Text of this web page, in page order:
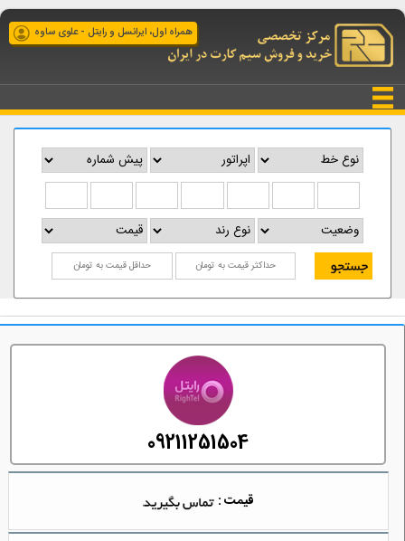
همراه اول، ایرانسل و رایتل - علوی ساوه
09211251504
قیمت :